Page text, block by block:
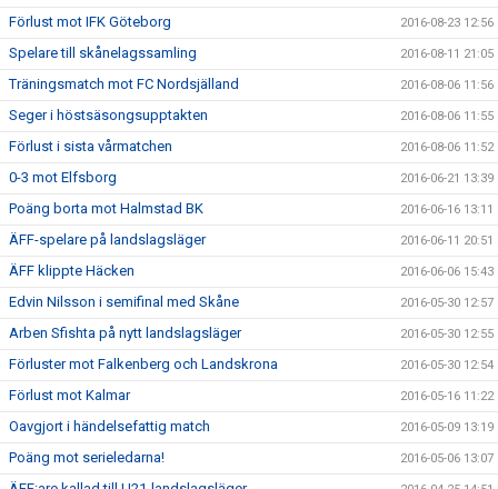
Förlust mot IFK Göteborg 2016-08-23 12:56
Spelare till skånelagssamling 2016-08-11 21:05
Träningsmatch mot FC Nordsjälland 2016-08-06 11:56
Seger i höstsäsongsupptakten 2016-08-06 11:55
Förlust i sista vårmatchen 2016-08-06 11:52
0-3 mot Elfsborg 2016-06-21 13:39
Poäng borta mot Halmstad BK 2016-06-16 13:11
ÄFF-spelare på landslagsläger 2016-06-11 20:51
ÄFF klippte Häcken 2016-06-06 15:43
Edvin Nilsson i semifinal med Skåne 2016-05-30 12:57
Arben Sfishta på nytt landslagsläger 2016-05-30 12:55
Förluster mot Falkenberg och Landskrona 2016-05-30 12:54
Förlust mot Kalmar 2016-05-16 11:22
Oavgjort i händelsefattig match 2016-05-09 13:19
Poäng mot serieledarna! 2016-05-06 13:07